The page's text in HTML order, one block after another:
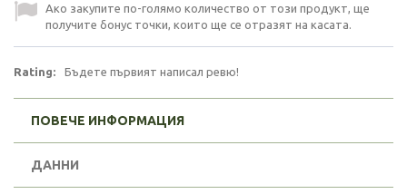
Ако закупите по-голямо количество от този продукт, ще
получите бонус точки, които ще се отразят на касата.
Rating: Бъдете първият написал ревю!
ПОВЕЧЕ ИНФОРМАЦИЯ
ДАННИ